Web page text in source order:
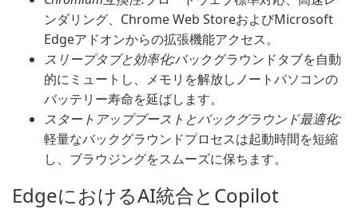
ンダリング、Chrome Web StoreおよびMicrosoft
Edgeアドオンからの拡張機能アクセス。
スリープタブと効率化:バックグラウンドタブを自動
的にミュートし、メモリを解放しノートパソコンの
バッテリー寿命を延ばします。
スタートアップブーストとバックグラウンド最適化:
軽量なバックグラウンドプロセスは起動時間を短縮
し、ブラウジングをスムーズに保ちます。
EdgeにおけるAI統合とCopilot